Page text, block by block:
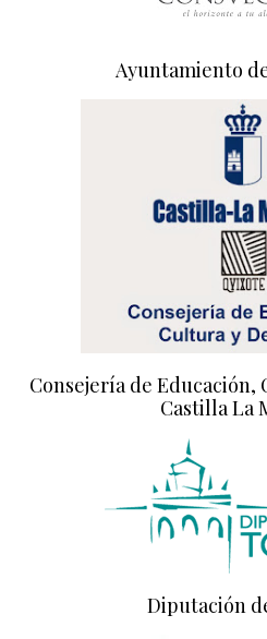
Ayuntamiento
Consejería de
Castilla La
Diputación